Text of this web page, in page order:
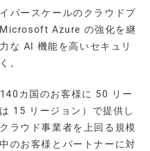
パースケールのクラウドプ
Azure の強化を継
な AI 機能を高いセキュリ
。
カ国のお客様に 50 リー
15 リージョン）で提供し
ラウド事業者を上回る規模
のお客様とパートナーに対